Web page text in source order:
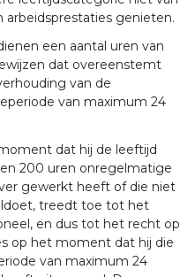
arbeidsprestaties genieten.
een aantal uren van
dat overeenstemt
van de
van maximum 24
dat hij de leeftijd
200 uren onregelmatige
gewerkt heeft of die niet
treedt toe tot het
en dus tot het recht op
op het moment dat hij die
van maximum 24